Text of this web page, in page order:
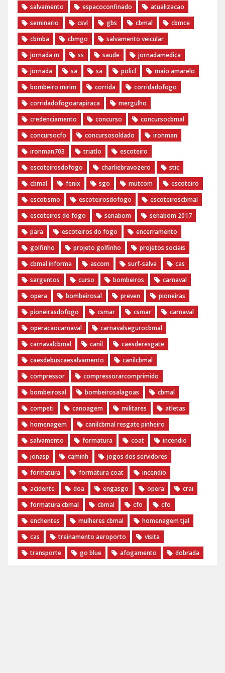
salvamento
espacoconfinado
atualizacao
seminario
csvl gbs cbmal
cbmce
cbmba
cbmgo
salvamento veicular
jornada m
ss saude
jornadamedica
jornada
sa sa policl
maio amarelo
bombeiro mirim
corrida
corridadofogo
corridadofogoarapiraca
mergulho
credenciamento
concurso
concursocbmal
concursocfo
concursosoldado
ironman
ironman703
triatlo
escoteiro
escoteirosdofogo
charliebravozero
stic
cbmal
fenix sgo mutcom
escoteiro
escotismo
escoteirosdofogo
escoteiroscbmal
escoteiros do fogo
senabom
senabom 2017
para
escoteiros do fogo
encerramento
golfinho
projeto golfinho
projetos sociais
cbmal informa
ascom surf-salva
cas
sargentos
curso bombeiros
carnaval
opera
bombeirosal preven
pioneiras
pioneirasdofogo
csmar csmar
carnaval
operacaocarnaval
carnavalsegurocbmal
carnavalcbmal
canil
caesderesgate
caesdebuscaesalvamento
canilcbmal
compressor
compressorarcomprimido
bombeirosal
bombeirosalagoas
cbmal
competi
canoagem militares
atletas
homenagem
canilcbmal resgate pinheiro
salvamento
formatura coat
incendio
jonasp
caminh
jogos dos servidores
formatura
formatura coat
incendio
acidente
doa engasgo opera
crai
formatura cbmal
cbmal cfo
cfo
enchentes
mulheres cbmal
homenagem tjal
cas
treinamento aeroporto
visita
transporte
go blue afogamento dobrada